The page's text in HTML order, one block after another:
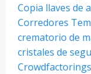
Copia llaves de
Corredores
crematorio de
cristales de
Crowdfactorings